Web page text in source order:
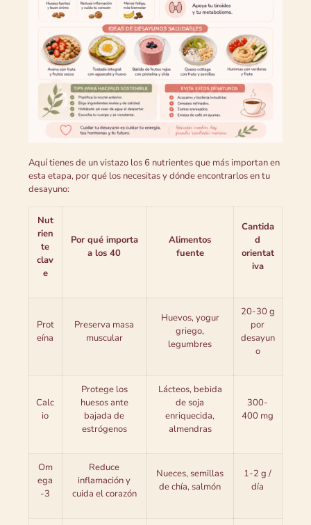
Aquí tienes de un vistazo los 6 nutrientes que más importan en
esta etapa, por qué los necesitas y dónde encontrarlos en tu
desayuno:
Nut
rien
te
clav
e
Por qué importa
a los 40
Alimentos
fuente
Cantida
d
orientat
iva
Prot
eína
Preserva masa
muscular
Huevos, yogur
griego,
legumbres
20-30 g
por
desayun
o
Calc
io
Protege los
huesos ante
bajada de
estrógenos
Lácteos, bebida
de soja
enriquecida,
almendras
300-
400 mg
Om
ega
-3
Reduce
inflamación y
cuida el corazón
Nueces, semillas
de chía, salmón
1-2 g /
día